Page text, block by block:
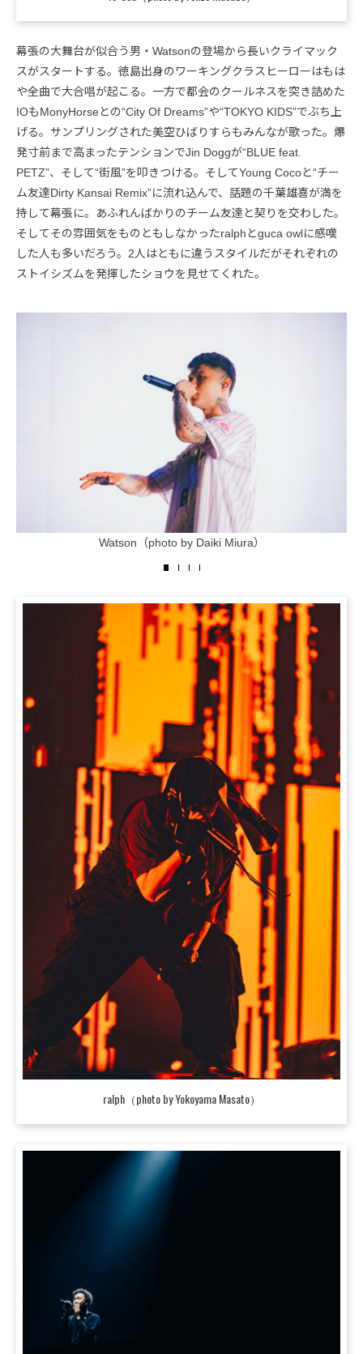
幕張の大舞台が似合う男・Watsonの登場から長いクライマック
スがスタートする。徳島出身のワーキングクラスヒーローはもは
や全曲で大合唱が起こる。一方で都会のクールネスを突き詰めた
IOもMonyHorseとの“City Of Dreams”や“TOKYO KIDS”でぶち上
げる。サンプリングされた美空ひばりすらもみんなが歌った。爆
発寸前まで高まったテンションでJin Doggが“BLUE feat.
PETZ”、そして“街風”を叩きつける。そしてYoung Cocoと“チー
ム友達Dirty Kansai Remix”に流れ込んで、話題の千葉雄喜が満を
持して幕張に。あふれんばかりのチーム友達と契りを交わした。
そしてその雰囲気をものともしなかったralphとguca owlに感嘆
した人も多いだろう。2人はともに違うスタイルだがそれぞれの
ストイシズムを発揮したショウを見せてくれた。
Watson（photo by Daiki Miura）
ralph（photo by Yokoyama Masato）